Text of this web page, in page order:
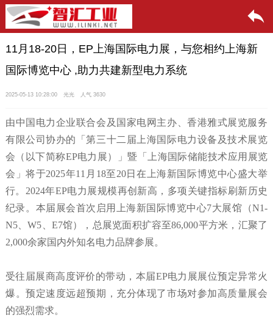
11月18-20日，EP上海国际电力展，与您相约上海新
国际博览中心 ,助力共建新型电力系统
2025-05-13 10:28:00 光光 人气 3630
由中国电力企业联合会及国家电网主办、香港雅式展览服务
有限公司协办的「第三十二届上海国际电力设备及技术展览
会（以下简称EP电力展）」暨「上海国际储能技术应用展览
会」将于2025年11月18至20日在上海新国际博览中心盛大举
行。2024年EP电力展规模再创新高，多项关键指标刷新历史
纪录。本届展会首次启用上海新国际博览中心7大展馆（N1-
N5、W5、E7馆），总展览面积扩容至86,000平方米，汇聚了
2,000余家国内外知名电力品牌参展。
受往届展商高度评价的带动，本届EP电力展展位预定异常火
爆。预定速度远超预期，充分体现了市场对参加高质量展会
的强烈需求。